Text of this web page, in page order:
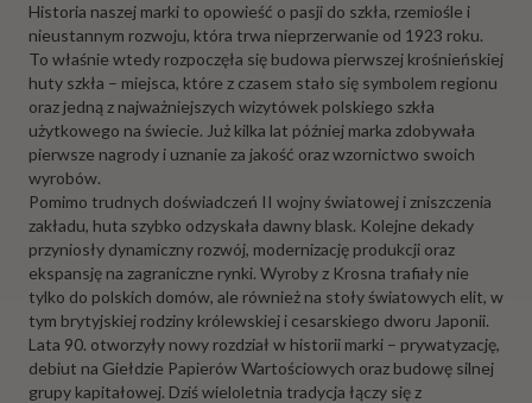
Historia naszej marki to opowieść o pasji do szkła, rzemiośle i
nieustannym rozwoju, która trwa nieprzerwanie od 1923 roku.
To właśnie wtedy rozpoczęła się budowa pierwszej krośnieńskiej
huty szkła – miejsca, które z czasem stało się symbolem regionu
oraz jedną z najważniejszych wizytówek polskiego szkła
użytkowego na świecie. Już kilka lat później marka zdobywała
pierwsze nagrody i uznanie za jakość oraz wzornictwo swoich
wyrobów.
Pomimo trudnych doświadczeń II wojny światowej i zniszczenia
zakładu, huta szybko odzyskała dawny blask. Kolejne dekady
przyniosły dynamiczny rozwój, modernizację produkcji oraz
ekspansję na zagraniczne rynki. Wyroby z Krosna trafiały nie
tylko do polskich domów, ale również na stoły światowych elit, w
tym brytyjskiej rodziny królewskiej i cesarskiego dworu Japonii.
Lata 90. otworzyły nowy rozdział w historii marki – prywatyzację,
debiut na Giełdzie Papierów Wartościowych oraz budowę silnej
grupy kapitałowej. Dziś wieloletnia tradycja łączy się z